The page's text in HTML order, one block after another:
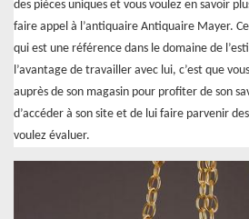
des pièces uniques et vous voulez en savoir
faire appel à l’antiquaire Antiquaire Mayer.
qui est une référence dans le domaine de
l’avantage de travailler avec lui, c’est que
auprès de son magasin pour profiter de son
d’accéder à son site et de lui faire parvenir
voulez évaluer.